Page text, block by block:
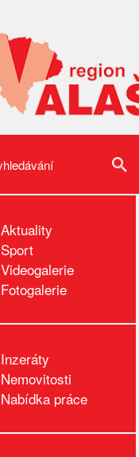
Aktuality
Sport
Videogalerie
Fotogalerie
Inzeráty
Nemovitosti
Nabídka práce